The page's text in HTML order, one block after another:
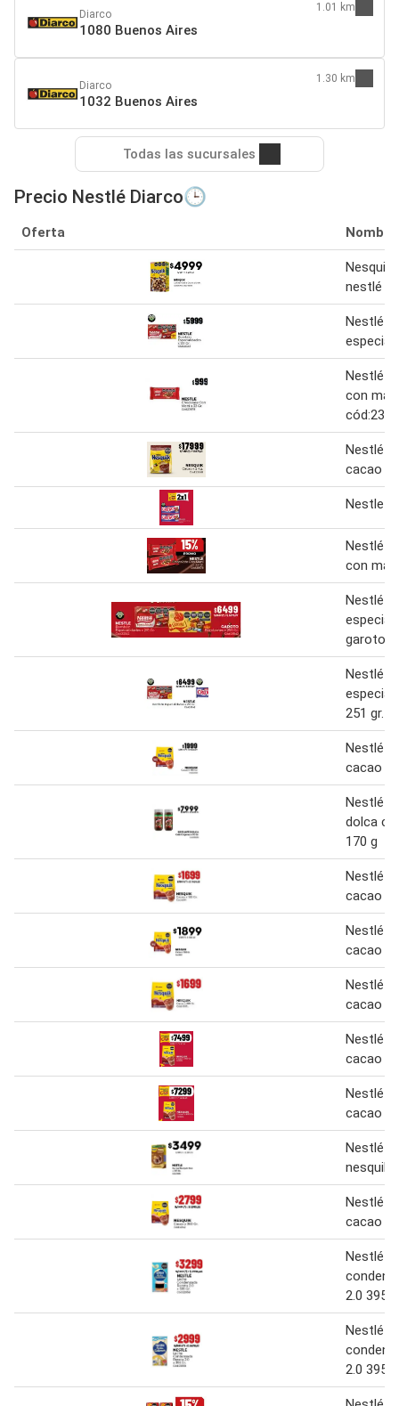
Diarco
1080 Buenos Aires
1.01 km
Diarco
1032 Buenos Aires
1.30 km
Todas las sucursales
Precio Nestlé Diarco🕒
Oferta Nombre
Nesquik
nestlé
Nestlé -
Nestlé -
con
Nestlé
cacao 2
Nestle
Nestlé
con
Nestlé
garoto
Nestlé -
251 gr.
Nestlé
cacao
Nestlé
dolca
170 g
Nestlé
cacao
Nestlé
cacao
Nestlé
cacao
Nestlé
cacao
Nestlé
cacao
Nestlé
nesquik
Nestlé
cacao
Nestlé
2.0 395 g
Nestlé
2.0 395 g